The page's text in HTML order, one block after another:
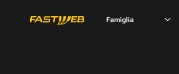
Famiglia